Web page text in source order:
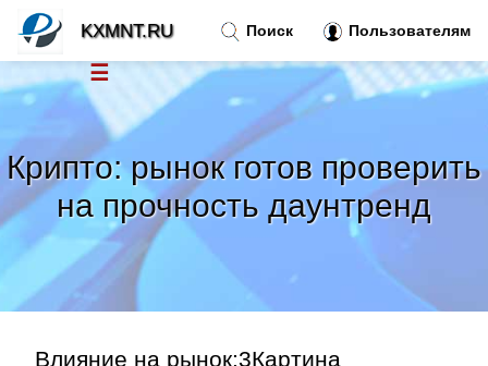
Крипто: рынок готов проверить
на прочность даунтренд
Влияние на рынок:3Картина
Поиск Пользователям
KXMNT.RU
☰
Новости
Тренды новостей»
Рубрики»
Правила»